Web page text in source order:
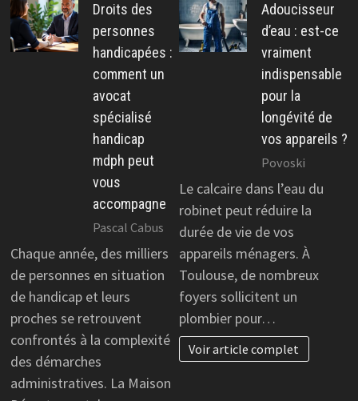
Droits des
personnes
handicapées :
comment un
avocat
spécialisé
handicap
mdph peut
vous
accompagne
Pascal Cabus
Chaque année, des milliers
de personnes en situation
de handicap et leurs
proches se retrouvent
confrontés à la complexité
des démarches
administratives. La Maison
Adoucisseur
d’eau : est-ce
vraiment
indispensable
pour la
longévité de
vos appareils ?
Povoski
Le calcaire dans l’eau du
robinet peut réduire la
durée de vie de vos
appareils ménagers. À
Toulouse, de nombreux
foyers sollicitent un
plombier pour…
Voir article complet